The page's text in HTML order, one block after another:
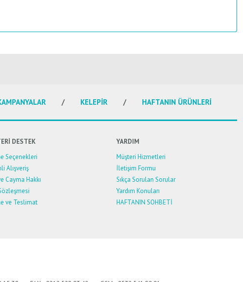
KELEPİR HAFTANIN ÜRÜNLERİ
DESTEK
Seçenekleri
Alışveriş
Cayma Hakkı
ve Teslimat
YARDIM
Müşteri Hizmetleri
İletişim Formu
Sıkça Sorulan Sorular
Yardım Konuları
HAFTANIN SOHBETİ